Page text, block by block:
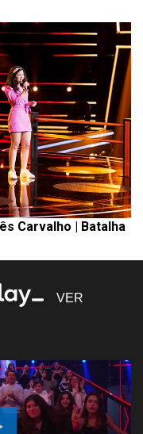
Carvalho | Batalha
VER